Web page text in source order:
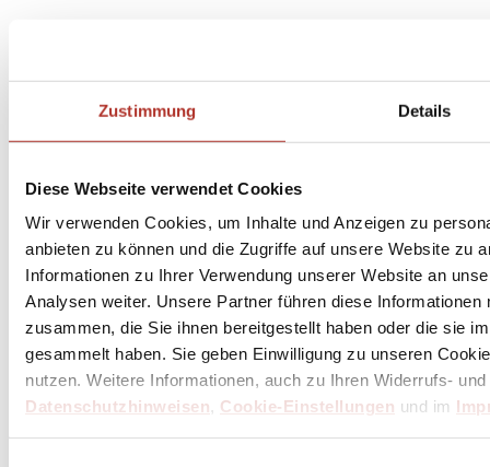
Zustimmung Details
Diese Webseite verwendet Cookies
Wir verwenden Cookies, um Inhalte und Anzeigen zu
anbieten zu können und die Zugriffe auf unsere Website zu
Informationen zu Ihrer Verwendung unserer Website an
Analysen weiter. Unsere Partner führen diese
zusammen, die Sie ihnen bereitgestellt haben oder die sie
gesammelt haben. Sie geben Einwilligung zu unseren
nutzen. Weitere Informationen, auch zu Ihren Widerrufs-
Datenschutzhinweisen, Cookie-Einstellungen und im